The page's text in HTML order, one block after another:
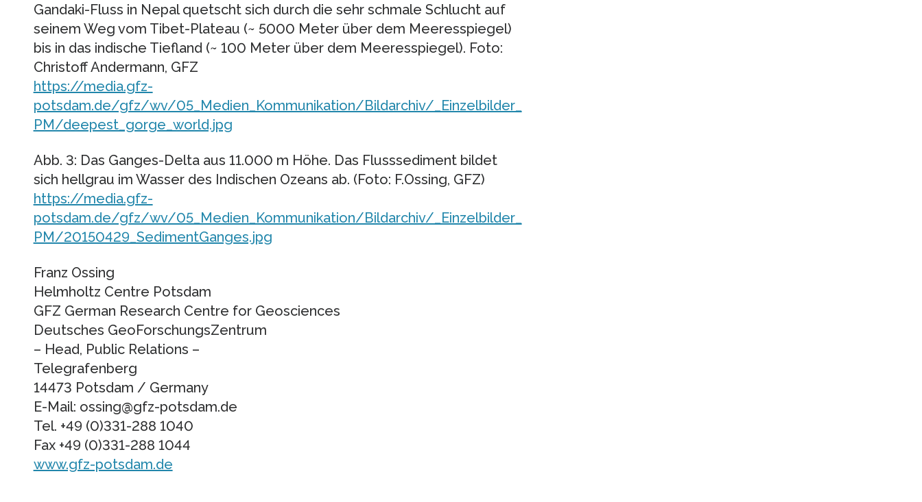
Gandaki-Fluss in Nepal quetscht sich durch die sehr schmale Schlucht auf
seinem Weg vom Tibet-Plateau (~ 5000 Meter über dem Meeresspiegel)
bis in das indische Tiefland (~ 100 Meter über dem Meeresspiegel). Foto:
Christoff Andermann, GFZ
https://media.gfz-
potsdam.de/gfz/wv/05_Medien_Kommunikation/Bildarchiv/_Einzelbilder_
PM/deepest_gorge_world.jpg
Abb. 3: Das Ganges-Delta aus 11.000 m Höhe. Das Flusssediment bildet
sich hellgrau im Wasser des Indischen Ozeans ab. (Foto: F.Ossing, GFZ)
https://media.gfz-
potsdam.de/gfz/wv/05_Medien_Kommunikation/Bildarchiv/_Einzelbilder_
PM/20150429_SedimentGanges.jpg
Franz Ossing
Helmholtz Centre Potsdam
GFZ German Research Centre for Geosciences
Deutsches GeoForschungsZentrum
– Head, Public Relations –
Telegrafenberg
14473 Potsdam / Germany
E-Mail: ossing@gfz-potsdam.de
Tel. +49 (0)331-288 1040
Fax +49 (0)331-288 1044
www.gfz-potsdam.de